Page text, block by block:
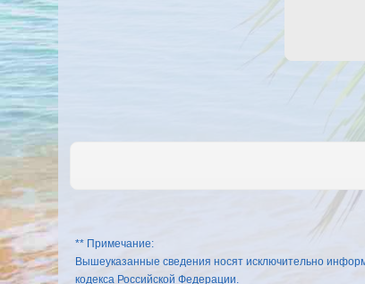
** Примечание:
Вышеуказанные сведения носят исключительно
кодекса Российской Федерации.